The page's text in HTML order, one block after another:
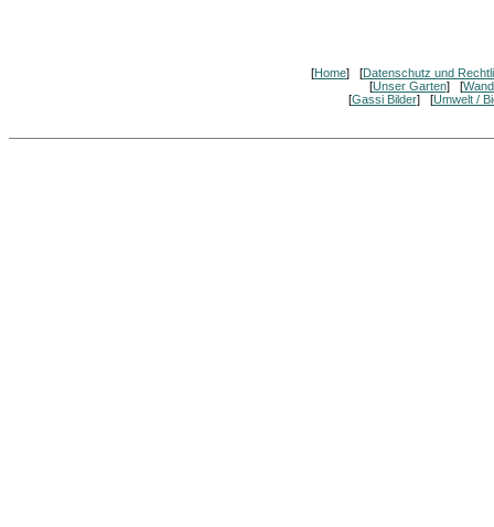
[Home] [Datenschutz und
[Unser Garten] [
[Gassi Bilder] [Umwelt /